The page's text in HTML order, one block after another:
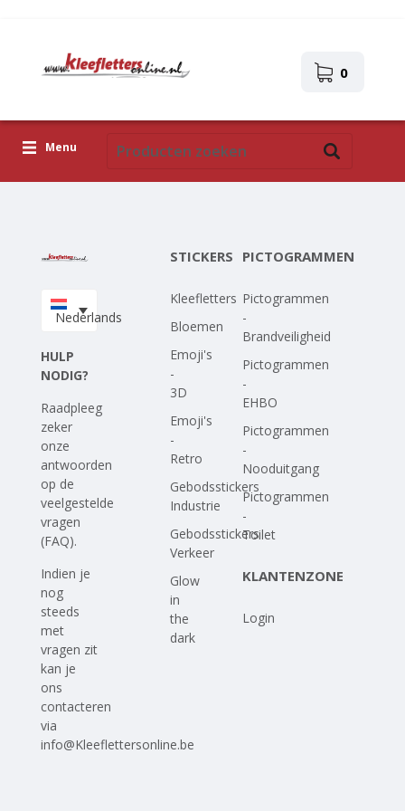
0
Menu
Upload je eigen ontwerp
Nederlands
HULP
NODIG?
Raadpleeg
zeker
onze
antwoorden
op de
veelgestelde
vragen
(FAQ).
Indien je
nog
steeds
met
vragen zit
kan je
ons
contacteren
via
info@Kleeflettersonline.be
STICKERS
Kleefletters
Bloemen
Emoji's
-
3D
Emoji's
-
Retro
Gebodsstickers
Industrie
Gebodsstickers
Verkeer
Glow
in
the
dark
PICTOGRAMMEN
Pictogrammen
-
Brandveiligheid
Pictogrammen
-
EHBO
Pictogrammen
-
Nooduitgang
Pictogrammen
-
Toilet
KLANTENZONE
Login